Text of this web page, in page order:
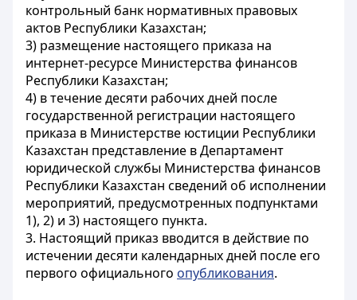
контрольный банк нормативных правовых
актов Республики Казахстан;
3) размещение настоящего приказа на
интернет-ресурсе Министерства финансов
Республики Казахстан;
4) в течение десяти рабочих дней после
государственной регистрации настоящего
приказа в Министерстве юстиции Республики
Казахстан представление в Департамент
юридической службы Министерства финансов
Республики Казахстан сведений об исполнении
мероприятий, предусмотренных подпунктами
1), 2) и 3) настоящего пункта.
3. Настоящий приказ вводится в действие по
истечении десяти календарных дней после его
первого официального опубликования.